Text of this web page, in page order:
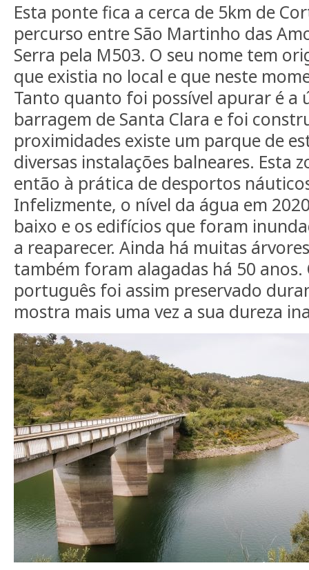
Esta ponte fica a cerca de 5km de
percurso entre São Martinho das
Serra pela M503. O seu nome tem
que existia no local e que neste
Tanto quanto foi possível apurar é a
barragem de Santa Clara e foi
proximidades existe um parque de
diversas instalações balneares. Esta
então à prática de desportos
Infelizmente, o nível da água em
baixo e os edifícios que foram
a reaparecer. Ainda há muitas
também foram alagadas há 50 anos.
português foi assim preservado
mostra mais uma vez a sua dureza